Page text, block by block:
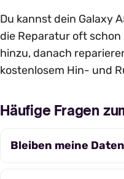
Du kannst dein Galaxy
die Reparatur oft schon
hinzu, danach
kostenlosem Hin- und
Häufige Fragen
Bleiben meine